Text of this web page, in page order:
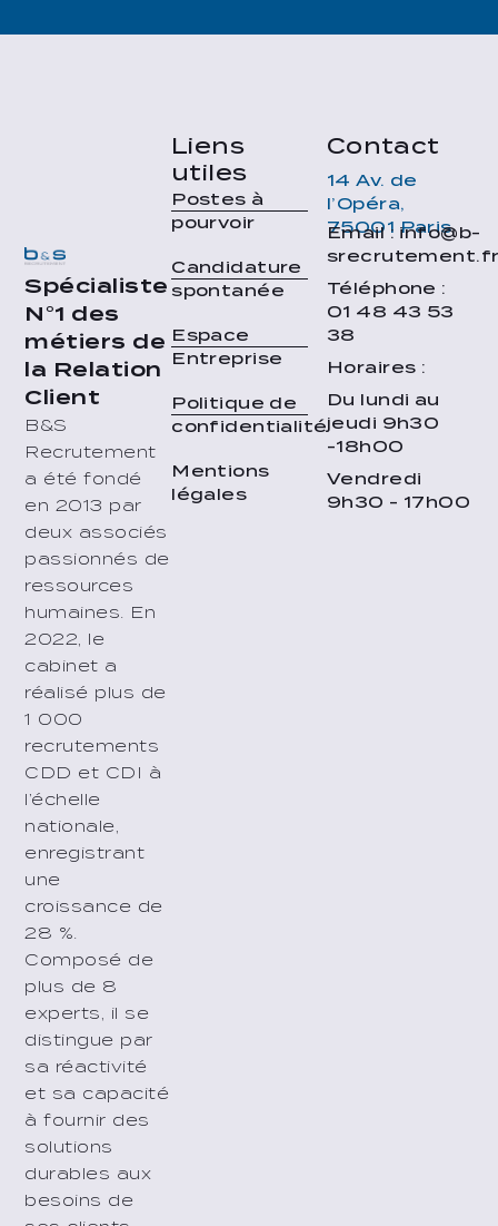
Spécialiste
N°1 des
métiers de
la Relation
Client
B&S
Recrutement
a été fondé
en 2013 par
deux associés
passionnés de
ressources
humaines. En
2022, le
cabinet a
réalisé plus de
1 000
recrutements
CDD et CDI à
l’échelle
nationale,
enregistrant
une
croissance de
28 %.
Composé de
plus de 8
experts, il se
distingue par
sa réactivité
et sa capacité
à fournir des
solutions
durables aux
besoins de
Liens
utiles
Postes à
pourvoir
Candidature
spontanée
Espace
Entreprise
Politique de
confidentialité
Mentions
légales
Contact
14 Av. de
l’Opéra,
75001 Paris
Email : info@b-
Téléphone :
01 48 43 53
38
Horaires :
Du lundi au
jeudi 9h30
-18h00
Vendredi
9h30 - 17h00